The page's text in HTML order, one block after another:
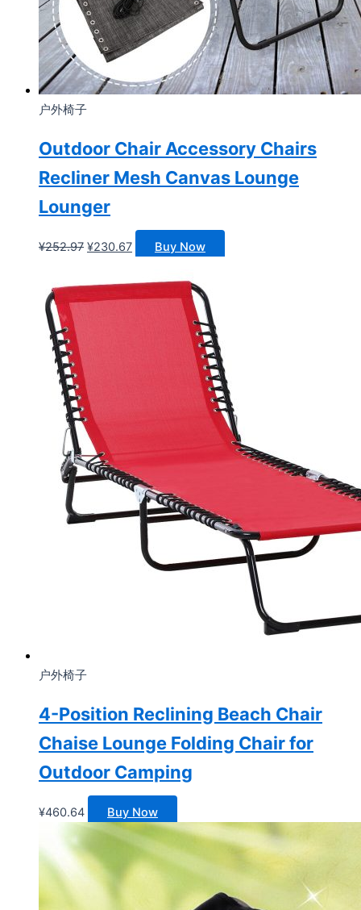
户外椅子
Outdoor Chair Accessory Chairs
Recliner Mesh Canvas Lounge
Lounger
¥252.97 原
为：
¥252.97。
¥230.67当
价
格
Buy Now
户外椅子
4-Position Reclining Beach Chair
Chaise Lounge Folding Chair for
Outdoor Camping
¥460.64 Buy Now